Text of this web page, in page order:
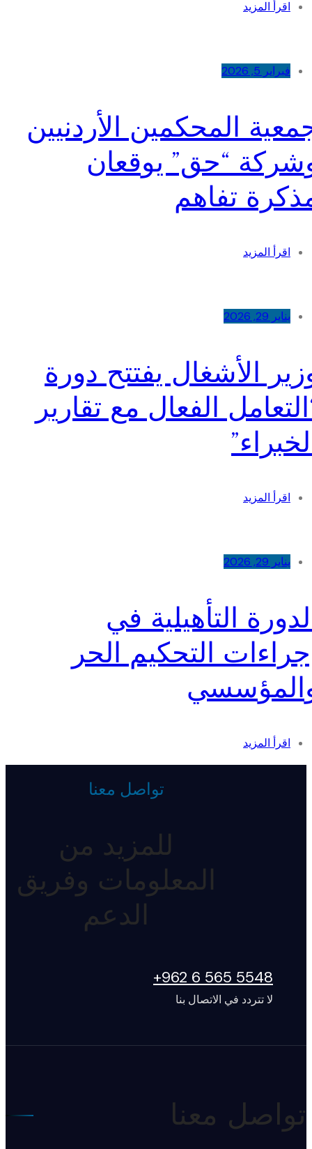
اقرأ المزيد
فبراير 5, 2026
المحكمين الأردنيين
“حق” يوقعان
تفاهم
اقرأ المزيد
يناير 29, 2026
الأشغال يفتتح دورة
الفعال مع تقارير
اقرأ المزيد
يناير 29, 2026
التأهيلية في
التحكيم الحر
اقرأ المزيد
تواصل معنا
للمزيد من
المعلومات وفريق
الدعم
5548 565 6 962+
لا تتردد في الاتصال بنا
تواصل معنا